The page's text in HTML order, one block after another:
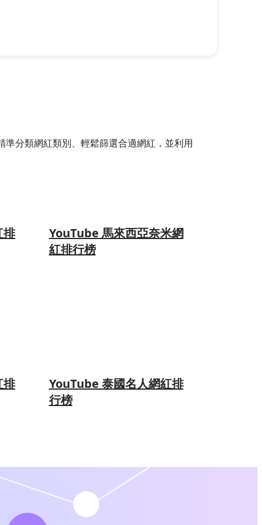
分類網紅類別、輕鬆篩選合適網紅，並利用
排
YouTube 馬來西亞奈米網
紅排行榜
排
YouTube 泰國名人網紅排
行榜